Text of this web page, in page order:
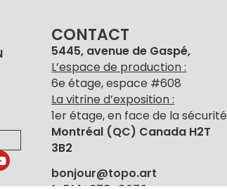
CONTACT
5445, avenue de Gaspé,
L’espace de production :
6e étage, espace #608
La vitrine d’exposition :
1er étage, en face de la sécurité
Montréal (QC) Canada H2T
3B2
bonjour@topo.art